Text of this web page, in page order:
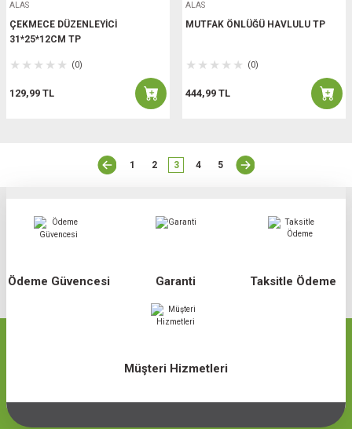
ALAS
ÇEKMECE DÜZENLEYİCİ
31*25*12CM TP
(0)
129,99 TL
ALAS
MUTFAK ÖNLÜĞÜ HAVLULU TP
(0)
444,99 TL
1 2 3 4 5
Ödeme Güvencesi Garanti Taksitle Ödeme
Müşteri Hizmetleri